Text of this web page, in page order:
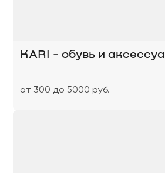
KARI - обувь и
от 300 до 5000 руб.